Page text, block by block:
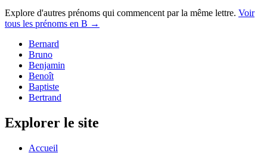
Explore d'autres prénoms qui commencent par la même lettre. Voir
tous les prénoms en B →
Bernard
Bruno
Benjamin
Benoît
Baptiste
Bertrand
Explorer le site
Accueil